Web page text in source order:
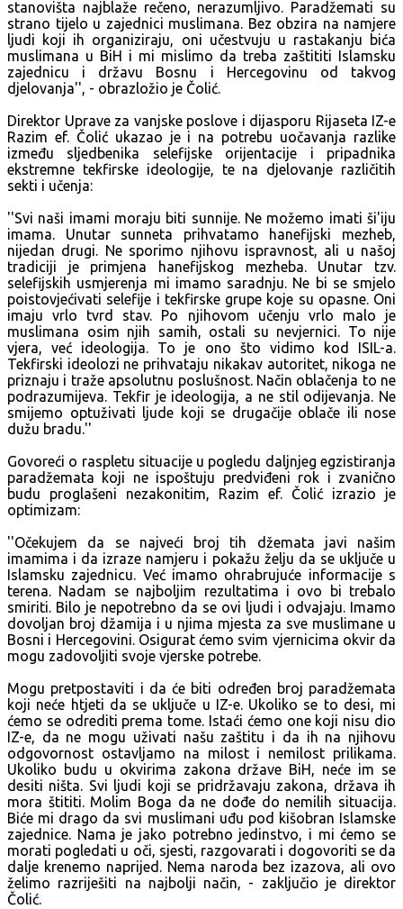
stanovišta najblaže rečeno, nerazumljivo. Paradžemati su
strano tijelo u zajednici muslimana. Bez obzira na namjere
ljudi koji ih organiziraju, oni učestvuju u rastakanju bića
muslimana u BiH i mi mislimo da treba zaštititi Islamsku
zajednicu i državu Bosnu i Hercegovinu od takvog
djelovanja'', - obrazložio je Čolić.
Direktor Uprave za vanjske poslove i dijasporu Rijaseta IZ-e
Razim ef. Čolić ukazao je i na potrebu uočavanja razlike
između sljedbenika selefijske orijentacije i pripadnika
ekstremne tekfirske ideologije, te na djelovanje različitih
sekti i učenja:
''Svi naši imami moraju biti sunnije. Ne možemo imati ši'iju
imama. Unutar sunneta prihvatamo hanefijski mezheb,
nijedan drugi. Ne sporimo njihovu ispravnost, ali u našoj
tradiciji je primjena hanefijskog mezheba. Unutar tzv.
selefijskih usmjerenja mi imamo saradnju. Ne bi se smjelo
poistovjećivati selefije i tekfirske grupe koje su opasne. Oni
imaju vrlo tvrd stav. Po njihovom učenju vrlo malo je
muslimana osim njih samih, ostali su nevjernici. To nije
vjera, već ideologija. To je ono što vidimo kod ISIL-a.
Tekfirski ideolozi ne prihvataju nikakav autoritet, nikoga ne
priznaju i traže apsolutnu poslušnost. Način oblačenja to ne
podrazumijeva. Tekfir je ideologija, a ne stil odijevanja. Ne
smijemo optuživati ljude koji se drugačije oblače ili nose
dužu bradu.''
Govoreći o raspletu situacije u pogledu daljnjeg egzistiranja
paradžemata koji ne ispoštuju predviđeni rok i zvanično
budu proglašeni nezakonitim, Razim ef. Čolić izrazio je
optimizam:
''Očekujem da se najveći broj tih džemata javi našim
imamima i da izraze namjeru i pokažu želju da se uključe u
Islamsku zajednicu. Već imamo ohrabrujuće informacije s
terena. Nadam se najboljim rezultatima i ovo bi trebalo
smiriti. Bilo je nepotrebno da se ovi ljudi i odvajaju. Imamo
dovoljan broj džamija i u njima mjesta za sve muslimane u
Bosni i Hercegovini. Osigurat ćemo svim vjernicima okvir da
mogu zadovoljiti svoje vjerske potrebe.
Mogu pretpostaviti i da će biti određen broj paradžemata
koji neće htjeti da se uključe u IZ-e. Ukoliko se to desi, mi
ćemo se odrediti prema tome. Istaći ćemo one koji nisu dio
IZ-e, da ne mogu uživati našu zaštitu i da ih na njihovu
odgovornost ostavljamo na milost i nemilost prilikama.
Ukoliko budu u okvirima zakona države BiH, neće im se
desiti ništa. Svi ljudi koji se pridržavaju zakona, država ih
mora štititi. Molim Boga da ne dođe do nemilih situacija.
Biće mi drago da svi muslimani uđu pod kišobran Islamske
zajednice. Nama je jako potrebno jedinstvo, i mi ćemo se
morati pogledati u oči, sjesti, razgovarati i dogovoriti se da
dalje krenemo naprijed. Nema naroda bez izazova, ali ovo
želimo razriješiti na najbolji način, - zaključio je direktor
Čolić.